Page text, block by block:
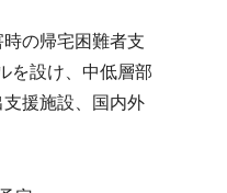
の帰宅困難者支
を設け、中低層部
援施設、国内外